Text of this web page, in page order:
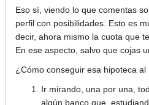
Eso sí, viendo lo que comentas
perfil con posibilidades. Esto es
decir, ahora mismo la cuota que
En ese aspecto, salvo que cojas
¿Cómo conseguir esa hipoteca
Ir mirando, una por una,
algún banco que,